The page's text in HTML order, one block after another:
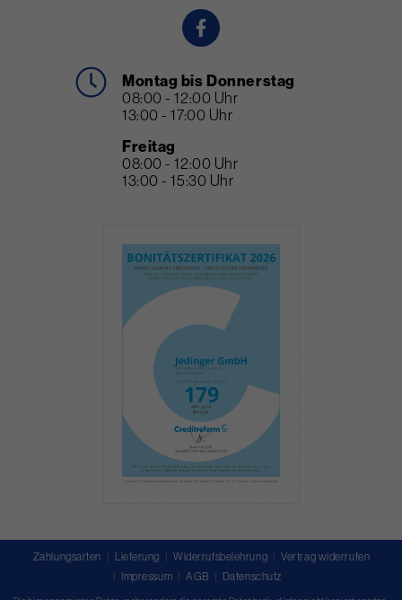
Montag bis Donnerstag
08:00 - 12:00 Uhr
13:00 - 17:00 Uhr
Freitag
08:00 - 12:00 Uhr
13:00 - 15:30 Uhr
Zahlungsarten Lieferung Widerrufsbelehrung
Vertrag widerrufen
Impressum
AGB Datenschutz